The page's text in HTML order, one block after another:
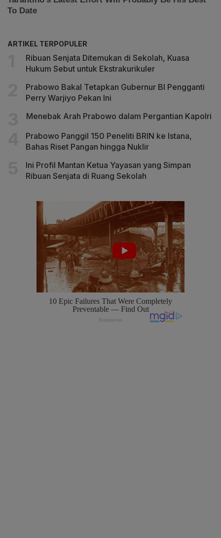
ARTIKEL TERPOPULER
Ribuan Senjata Ditemukan di Sekolah, Kuasa
Hukum Sebut untuk Ekstrakurikuler
Prabowo Bakal Tetapkan Gubernur BI Pengganti
Perry Warjiyo Pekan Ini
Menebak Arah Prabowo dalam Pergantian Kapolri
Prabowo Panggil 150 Peneliti BRIN ke Istana,
Bahas Riset Pangan hingga Nuklir
Ini Profil Mantan Ketua Yayasan yang Simpan
Ribuan Senjata di Ruang Sekolah